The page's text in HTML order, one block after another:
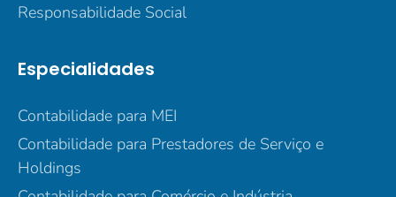
Responsabilidade Social
Especialidades
Contabilidade para MEI
Contabilidade para Prestadores de Serviço e
Holdings